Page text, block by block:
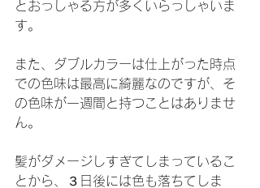
とおっしゃる方が多くいらっしゃいま
す。
また、ダブルカラーは仕上がった時点
での色味は最高に綺麗なのですが、そ
の色味が一週間と持つことはありませ
ん。
髪がダメージしすぎてしまっているこ
とから、３日後には色も落ちてしま